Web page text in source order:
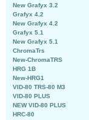
New Grafyx 3.2
Grafyx 4.2
New Grafyx 4.2
Grafyx 5.1
New Grafyx 5.1
ChromaTrs
New-ChromaTRS
HRG 1B
New-HRG1
VID-80 TRS-80 M3
VID-80 PLUS
NEW VID-80 PLUS
HRC-80